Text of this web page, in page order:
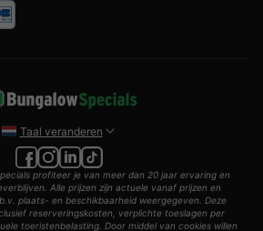
Taal veranderen
profiteer je van meer dan 20 jaar ervaring en
Alle prijzen zijn actuele vanaf prijzen en
plaats- en beschikbaarheid weergegeven. Deze
reserveringskosten, verplichte toeslagen per
toeristenbelasting. Door middel van cookies willen